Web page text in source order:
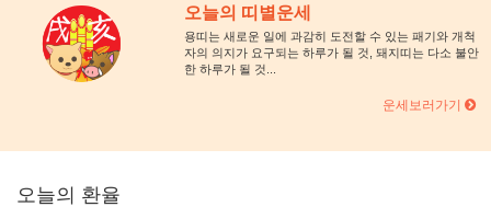
오늘의 띠별운세
용띠는 새로운 일에 과감히 도전할 수 있는 패기와 개척
자의 의지가 요구되는 하루가 될 것, 돼지띠는 다소 불안
한 하루가 될 것...
운세보러가기
오늘의 환율